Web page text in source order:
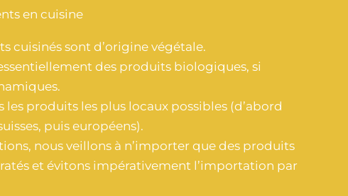
en cuisine
cuisinés sont d’origine végétale.
des produits biologiques, si
les produits les plus locaux possibles (d’abord
puis européens).
nous veillons à n’importer que des produits
et évitons impérativement l’importation par